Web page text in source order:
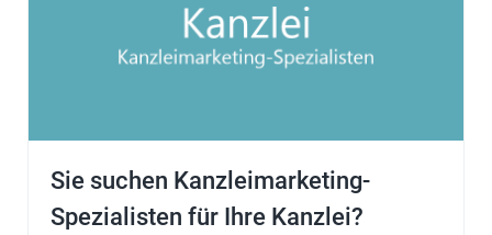
Sie suchen Kanzleimarketing-
Spezialisten für Ihre Kanzlei?